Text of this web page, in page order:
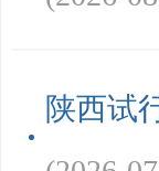
陕西试